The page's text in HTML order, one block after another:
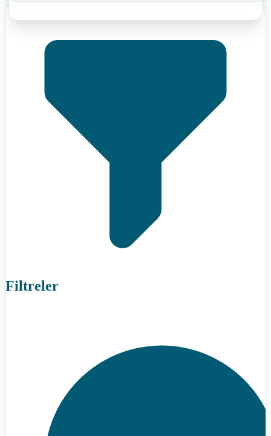
Filtreler